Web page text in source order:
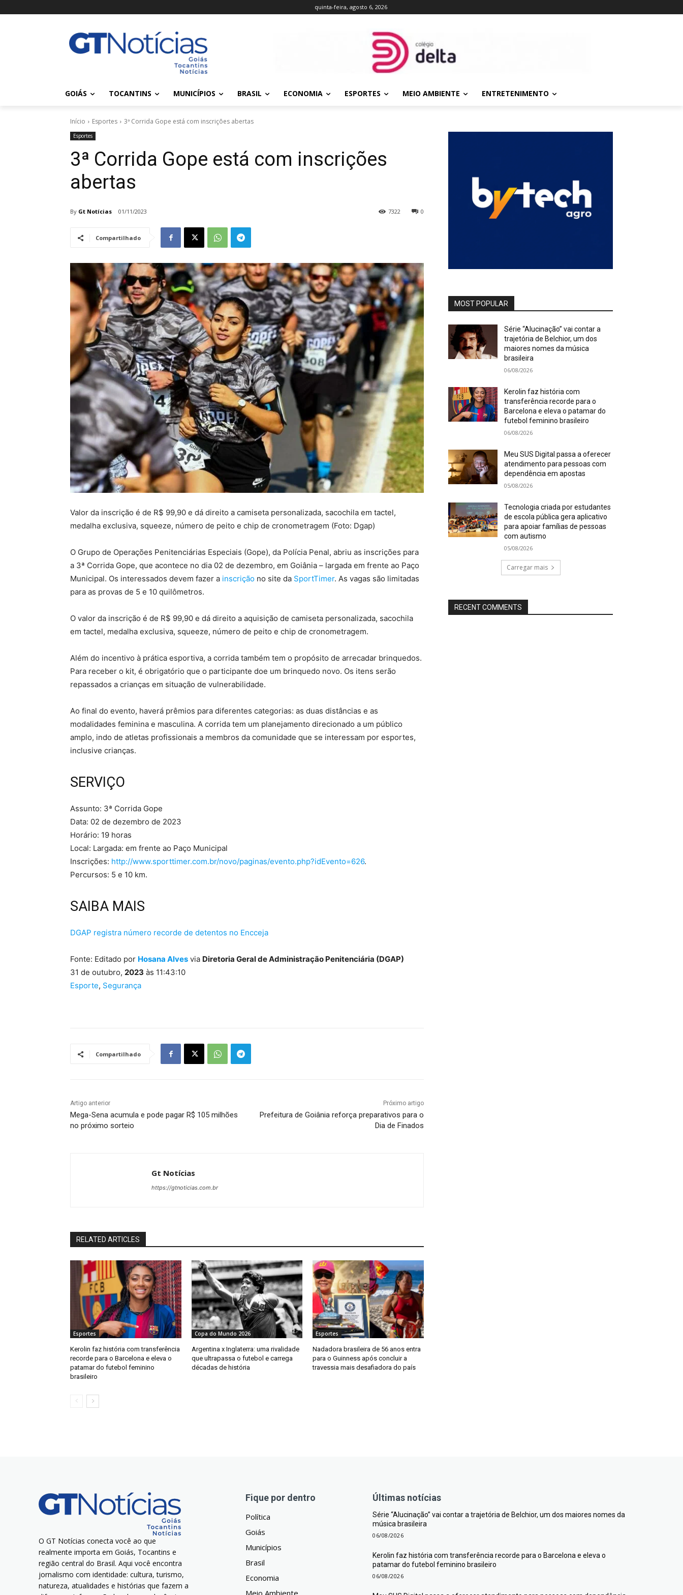
quinta-feira, agosto 6, 2026
GOIÁS TOCANTINS MUNICÍPIOS BRASIL ECONOMIA ESPORTES MEIO AMBIENTE ENTRETENIMENTO
Início Esportes 3ª Corrida Gope está com inscrições abertas
Esportes
3ª Corrida Gope está com inscrições
abertas
By Gt Notícias 01/11/2023 0
7322
Compartilhado
Valor da inscrição é de R$ 99,90 e dá direito a camiseta personalizada, sacochila em tactel,
medalha exclusiva, squeeze, número de peito e chip de cronometragem (Foto: Dgap)
O Grupo de Operações Penitenciárias Especiais (Gope), da Polícia Penal, abriu as inscrições para
a 3ª Corrida Gope, que acontece no dia 02 de dezembro, em Goiânia – largada em frente ao Paço
Municipal. Os interessados devem fazer a inscrição no site da SportTimer. As vagas são limitadas
para as provas de 5 e 10 quilômetros.
O valor da inscrição é de R$ 99,90 e dá direito a aquisição de camiseta personalizada, sacochila
em tactel, medalha exclusiva, squeeze, número de peito e chip de cronometragem.
Além do incentivo à prática esportiva, a corrida também tem o propósito de arrecadar brinquedos.
Para receber o kit, é obrigatório que o participante doe um brinquedo novo. Os itens serão
repassados a crianças em situação de vulnerabilidade.
Ao final do evento, haverá prêmios para diferentes categorias: as duas distâncias e as
modalidades feminina e masculina. A corrida tem um planejamento direcionado a um público
amplo, indo de atletas profissionais a membros da comunidade que se interessam por esportes,
inclusive crianças.
SERVIÇO
Assunto: 3ª Corrida Gope
Data: 02 de dezembro de 2023
Horário: 19 horas
Local: Largada: em frente ao Paço Municipal
Inscrições: http://www.sporttimer.com.br/novo/paginas/evento.php?idEvento=626.
Percursos: 5 e 10 km.
SAIBA MAIS
DGAP registra número recorde de detentos no Encceja
Fonte: Editado por Hosana Alves via Diretoria Geral de Administração Penitenciária (DGAP)
31 de outubro, 2023 às 11:43:10
Esporte, Segurança
Compartilhado
Artigo anterior
Mega-Sena acumula e pode pagar R$ 105 milhões
no próximo sorteio
Próximo artigo
Prefeitura de Goiânia reforça preparativos para o
Dia de Finados
Gt Notícias
https://gtnoticias.com.br
RELATED ARTICLES
Esportes
Kerolin faz história com transferência
recorde para o Barcelona e eleva o
patamar do futebol feminino
brasileiro
Copa do Mundo 2026
Argentina x Inglaterra: uma rivalidade
que ultrapassa o futebol e carrega
décadas de história
Esportes
Nadadora brasileira de 56 anos entra
para o Guinness após concluir a
travessia mais desafiadora do país
MOST POPULAR
Série “Alucinação” vai contar a
trajetória de Belchior, um dos
maiores nomes da música
brasileira
06/08/2026
Kerolin faz história com
transferência recorde para o
Barcelona e eleva o patamar do
futebol feminino brasileiro
06/08/2026
Meu SUS Digital passa a oferecer
atendimento para pessoas com
dependência em apostas
05/08/2026
Tecnologia criada por estudantes
de escola pública gera aplicativo
para apoiar famílias de pessoas
com autismo
05/08/2026
Carregar mais
RECENT COMMENTS
O GT Notícias conecta você ao que
realmente importa em Goiás, Tocantins e
região central do Brasil. Aqui você encontra
jornalismo com identidade: cultura, turismo,
natureza, atualidades e histórias que fazem a
Fique por dentro
Política
Goiás
Municípios
Brasil
Economia
Últimas notícias
Série “Alucinação” vai contar a trajetória de Belchior, um dos maiores nomes da
música brasileira
06/08/2026
Kerolin faz história com transferência recorde para o Barcelona e eleva o
patamar do futebol feminino brasileiro
06/08/2026